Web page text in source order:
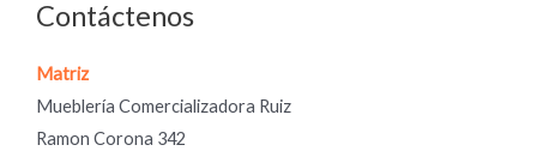
Contáctenos
Matriz
Mueblería Comercializadora Ruiz
Ramon Corona 342